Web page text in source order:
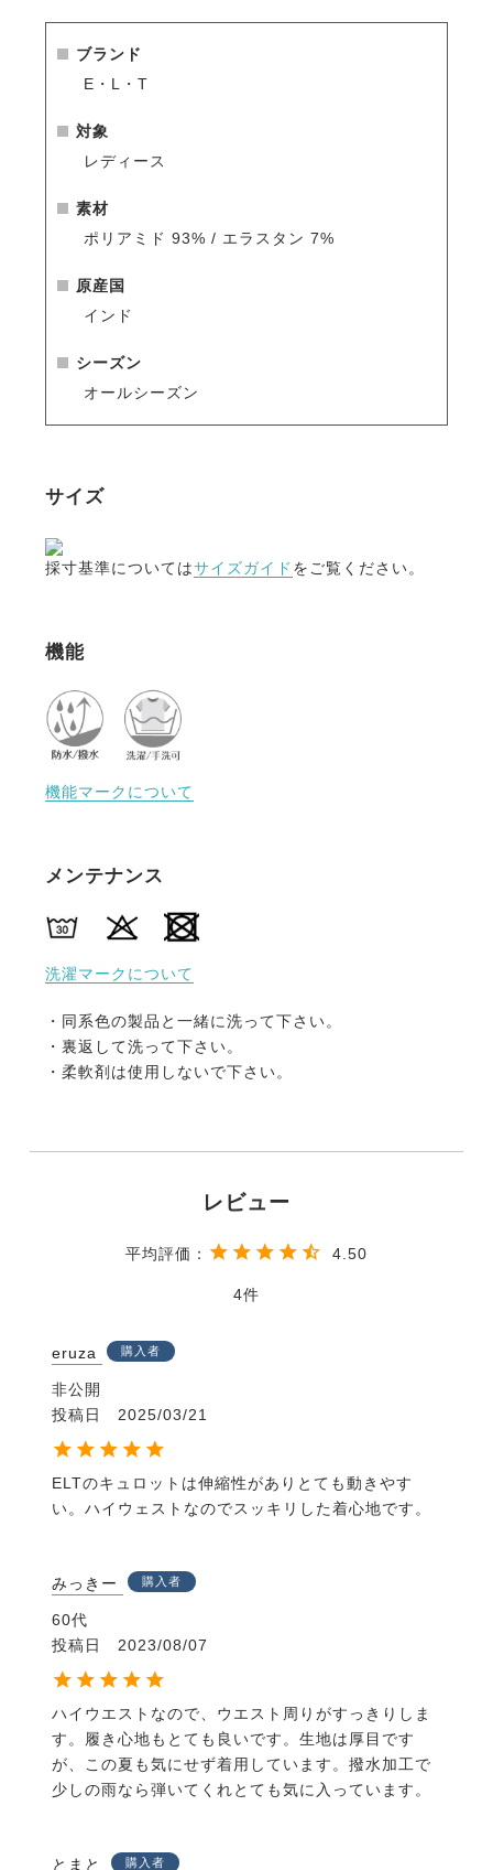
ブランド
E・L・T
対象
レディース
素材
ポリアミド 93% / エラスタン 7%
原産国
インド
シーズン
オールシーズン
サイズ
採寸基準についてはサイズガイド をご覧ください。
機能
機能マークについて
メンテナンス
洗濯マークについて
・同系色の製品と一緒に洗って下さい。
・裏返して洗って下さい。
・柔軟剤は使用しないで下さい。
4.50
4
eruza 購入者
非公開
投稿日
2025/03/21
ELTのキュロットは伸縮性がありとても動きやす
い。ハイウェストなのでスッキリした着心地です。
みっきー 購入者
60代
投稿日
2023/08/07
ハイウエストなので、ウエスト周りがすっきりしま
す。履き心地もとても良いです。生地は厚目です
が、この夏も気にせず着用しています。撥水加工で
少しの雨なら弾いてくれとても気に入っています。
とまと 購入者